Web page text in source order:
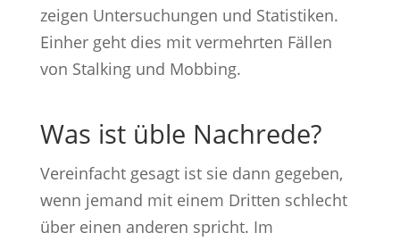
zeigen Untersuchungen und Statistiken.
Einher geht dies mit vermehrten Fällen
von Stalking und Mobbing.
Was ist üble Nachrede?
Vereinfacht gesagt ist sie dann gegeben,
wenn jemand mit einem Dritten schlecht
über einen anderen spricht. Im